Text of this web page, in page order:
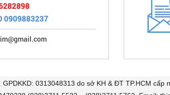
0909883237
0313048313 do sở KH & ĐT TP.HCM